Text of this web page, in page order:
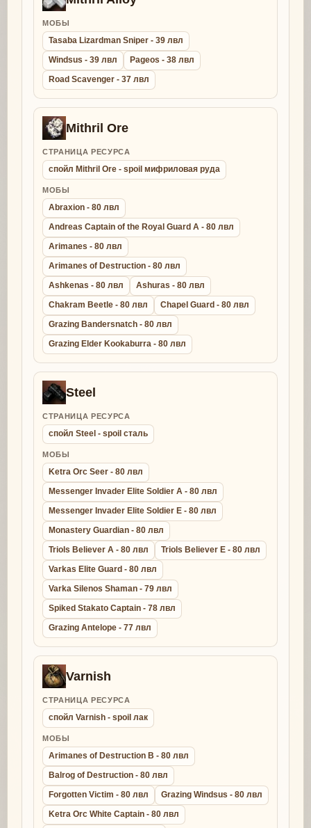
МОБЫ
Tasaba Lizardman Sniper - 39 лвл
Windsus - 39 лвл
Pageos - 38 лвл
Road Scavenger - 37 лвл
Mithril Ore
СТРАНИЦА РЕСУРСА
спойл Mithril Ore - spoil мифриловая руда
МОБЫ
Abraxion - 80 лвл
Andreas Captain of the Royal Guard A - 80 лвл
Arimanes - 80 лвл
Arimanes of Destruction - 80 лвл
Ashkenas - 80 лвл
Ashuras - 80 лвл
Chakram Beetle - 80 лвл
Chapel Guard - 80 лвл
Grazing Bandersnatch - 80 лвл
Grazing Elder Kookaburra - 80 лвл
Steel
СТРАНИЦА РЕСУРСА
спойл Steel - spoil сталь
МОБЫ
Ketra Orc Seer - 80 лвл
Messenger Invader Elite Soldier A - 80 лвл
Messenger Invader Elite Soldier E - 80 лвл
Monastery Guardian - 80 лвл
Triols Believer A - 80 лвл
Triols Believer E - 80 лвл
Varkas Elite Guard - 80 лвл
Varka Silenos Shaman - 79 лвл
Spiked Stakato Captain - 78 лвл
Grazing Antelope - 77 лвл
Varnish
СТРАНИЦА РЕСУРСА
спойл Varnish - spoil лак
МОБЫ
Arimanes of Destruction B - 80 лвл
Balrog of Destruction - 80 лвл
Forgotten Victim - 80 лвл
Grazing Windsus - 80 лвл
Ketra Orc White Captain - 80 лвл